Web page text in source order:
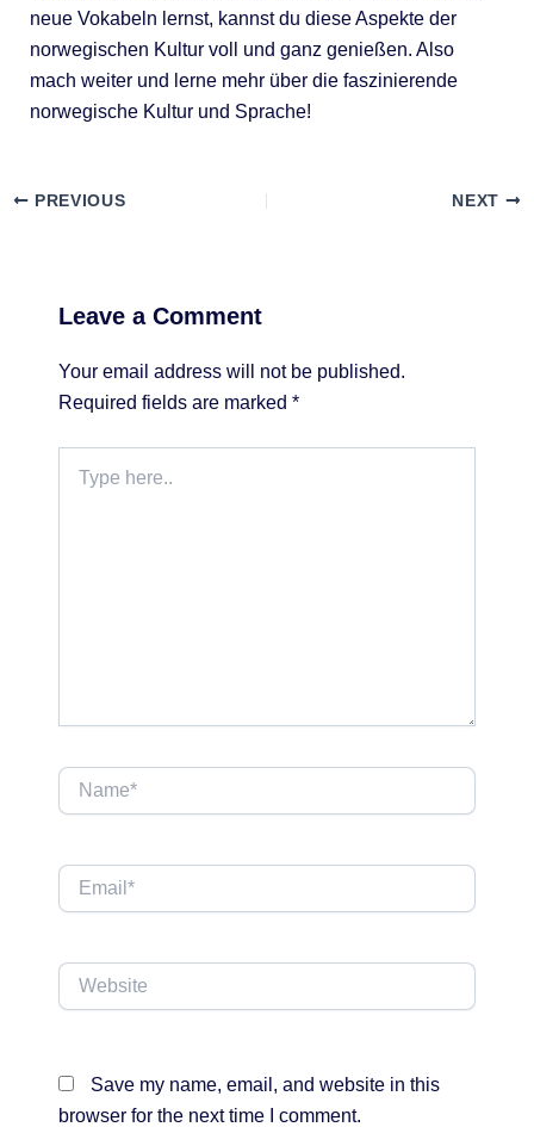
neue Vokabeln lernst, kannst du diese Aspekte der
norwegischen Kultur voll und ganz genießen. Also
mach weiter und lerne mehr über die faszinierende
norwegische Kultur und Sprache!
PREVIOUS NEXT
Leave a Comment
Your email address will not be published.
Required fields are marked *
here..
Name*
Email*
Website
Save my name, email, and website in this
browser for the next time I comment.